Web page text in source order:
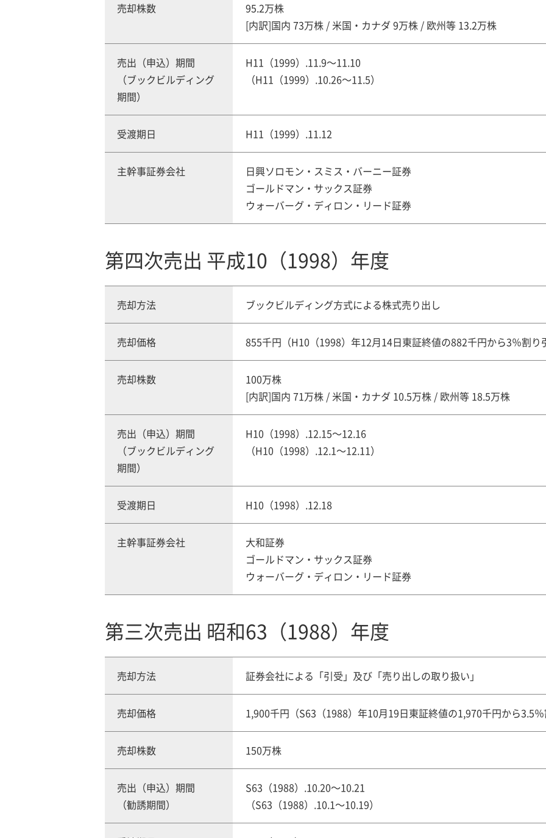
売却株数
95.2万株
[内訳]国内 73万株 / 米国・カナダ 9万株 / 欧州等 13.2万株
売出（申込）期間
（ブックビルディング
期間）
H11（1999）.11.9～11.10
（H11（1999）.10.26～11.5）
受渡期日 H11（1999）.11.12
主幹事証券会社
日興ソロモン・スミス・バーニー証券
ゴールドマン・サックス証券
ウォーバーグ・ディロン・リード証券
第四次売出 平成10（1998）年度
売却方法 ブックビルディング方式による株式売り出し
売却価格 855千円（H10（1998）年12月14日東証終値の882千円から3％割り
売却株数
100万株
[内訳]国内 71万株 / 米国・カナダ 10.5万株 / 欧州等 18.5万株
売出（申込）期間
（ブックビルディング
期間）
H10（1998）.12.15～12.16
（H10（1998）.12.1～12.11）
受渡期日 H10（1998）.12.18
主幹事証券会社
大和証券
ゴールドマン・サックス証券
ウォーバーグ・ディロン・リード証券
第三次売出 昭和63（1988）年度
売却方法 証券会社による「引受」及び「売り出しの取り扱い」
売却価格 1,900千円（S63（1988）年10月19日東証終値の1,970千円から3.5％
売却株数 150万株
売出（申込）期間
（勧誘期間）
S63（1988）.10.20～10.21
（S63（1988）.10.1～10.19）